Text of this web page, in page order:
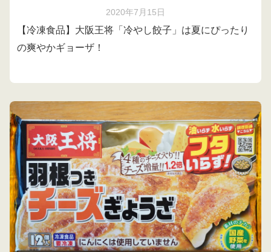
2020年7月15日
【冷凍食品】大阪王将「冷やし餃子」は夏にぴったり
の爽やかギョーザ！